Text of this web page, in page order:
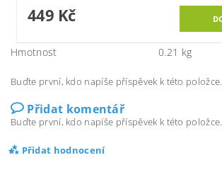
449 Kč
Hmotnost 0.21 kg
Buďte první, kdo napíše příspěvek k této položce.
Přidat komentář
Buďte první, kdo napíše příspěvek k této položce.
Přidat hodnocení